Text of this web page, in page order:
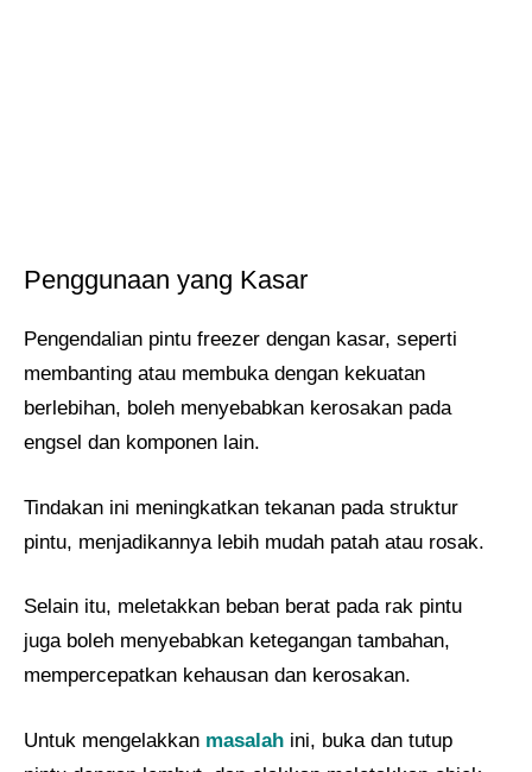
Penggunaan yang Kasar
Pengendalian pintu freezer dengan kasar, seperti
membanting atau membuka dengan kekuatan
berlebihan, boleh menyebabkan kerosakan pada
engsel dan komponen lain.
Tindakan ini meningkatkan tekanan pada struktur
pintu, menjadikannya lebih mudah patah atau rosak.
Selain itu, meletakkan beban berat pada rak pintu
juga boleh menyebabkan ketegangan tambahan,
mempercepatkan kehausan dan kerosakan.
Untuk mengelakkan masalah ini, buka dan tutup